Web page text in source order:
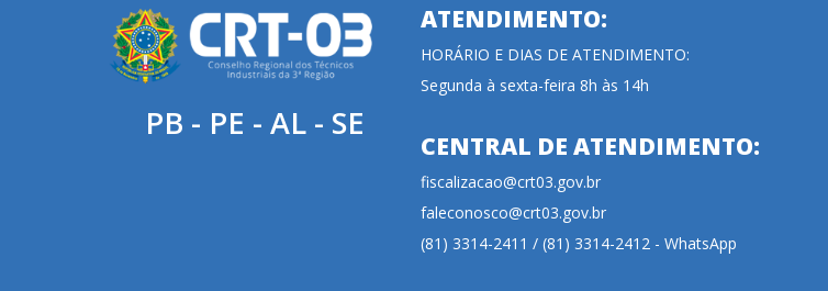
PB - PE - AL - SE
ATENDIMENTO:
HORÁRIO E DIAS DE ATENDIMENTO:
Segunda à sexta-feira 8h às 14h
CENTRAL DE ATENDIMENTO:
fiscalizacao@crt03.gov.br
faleconosco@crt03.gov.br
(81) 3314-2411 / (81) 3314-2412 - WhatsApp